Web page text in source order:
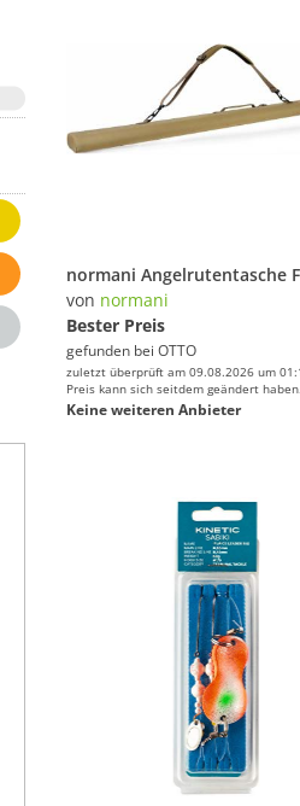
von normani
Bester Preis
gefunden bei OTTO
zuletzt überprüft am 09.08.2026 um
Preis kann sich seitdem geändert haben.
Keine weiteren Anbieter